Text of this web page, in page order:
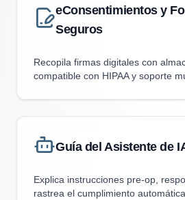
eConsentimientos y
Seguros
Recopila firmas digitales con
compatible con HIPAA y soporte
Guía del Asistente de
Explica instrucciones pre-op,
rastrea el cumplimiento